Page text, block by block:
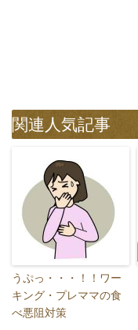
関連人気記事
うぷっ・・・！！ワー
キング・プレママの食
べ悪阻対策